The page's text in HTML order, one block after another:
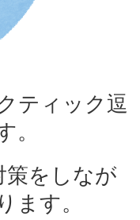
ティック逗
。
策をしなが
ます。